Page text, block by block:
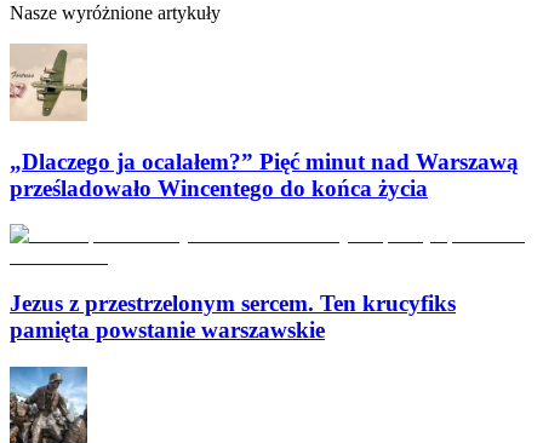
Nasze wyróżnione artykuły
„Dlaczego ja ocalałem?” Pięć minut nad Warszawą
prześladowało Wincentego do końca życia
Jezus z przestrzelonym sercem. Ten krucyfiks
pamięta powstanie warszawskie